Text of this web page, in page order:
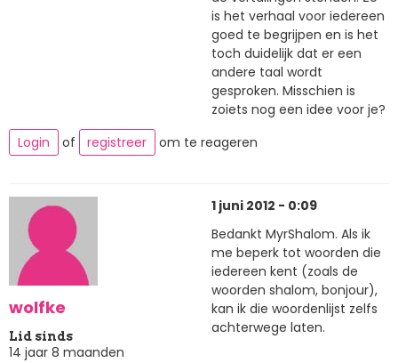
is het verhaal voor iedereen
goed te begrijpen en is het
toch duidelijk dat er een
andere taal wordt
gesproken. Misschien is
zoiets nog een idee voor je?
Login
of registreer om te reageren
wolfke
Lid sinds
14 jaar 8 maanden
1 juni 2012 - 0:09
Bedankt MyrShalom. Als ik
me beperk tot woorden die
iedereen kent (zoals de
woorden shalom, bonjour),
kan ik die woordenlijst zelfs
achterwege laten.